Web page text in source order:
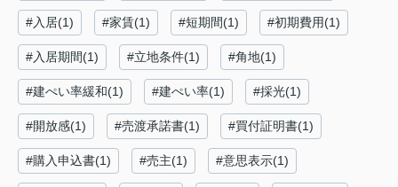
#入居(1) #家賃(1) #短期間(1) #初期費用(1)
#入居期間(1) #立地条件(1) #角地(1)
#建ぺい率緩和(1) #建ぺい率(1) #採光(1)
#開放感(1) #売渡承諾書(1) #買付証明書(1)
#購入申込書(1) #売主(1) #意思表示(1)